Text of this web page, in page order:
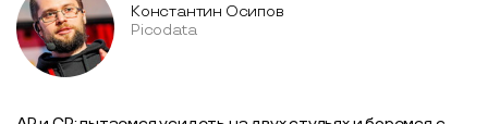
Константин Осипов
Picodata